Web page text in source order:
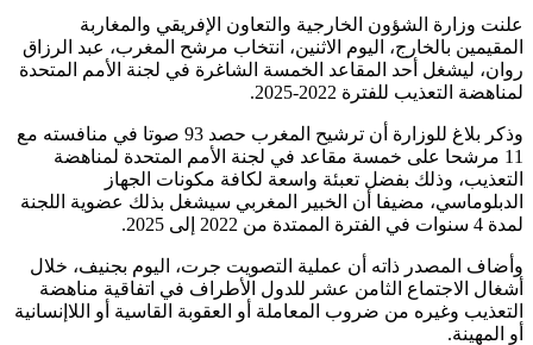
علنت وزارة الشؤون الخارجية والتعاون الإفريقي والمغاربة
المقيمين بالخارج، اليوم الاثنين، انتخاب مرشح المغرب، عبد الرزاق
روان، ليشغل أحد المقاعد الخمسة الشاغرة في لجنة الأمم المتحدة
لمناهضة التعذيب للفترة 2022-2025.
وذكر بلاغ للوزارة أن ترشيح المغرب حصد 93 صوتا في منافسته مع
11 مرشحا على خمسة مقاعد في لجنة الأمم المتحدة لمناهضة
التعذيب، وذلك بفضل تعبئة واسعة لكافة مكونات الجهاز
الدبلوماسي، مضيفا أن الخبير المغربي سيشغل بذلك عضوية اللجنة
لمدة 4 سنوات في الفترة الممتدة من 2022 إلى 2025.
وأضاف المصدر ذاته أن عملية التصويت جرت، اليوم بجنيف، خلال
أشغال الاجتماع الثامن عشر للدول الأطراف في اتفاقية مناهضة
التعذيب وغيره من ضروب المعاملة أو العقوبة القاسية أو اللاإنسانية
أو المهينة.